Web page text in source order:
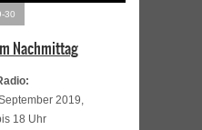
30
Nachmittag
2019,
18 Uhr